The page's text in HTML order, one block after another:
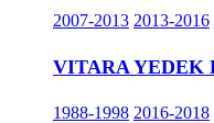
2007-2013 2013-2016
VITARA YEDEK
1988-1998 2016-2018